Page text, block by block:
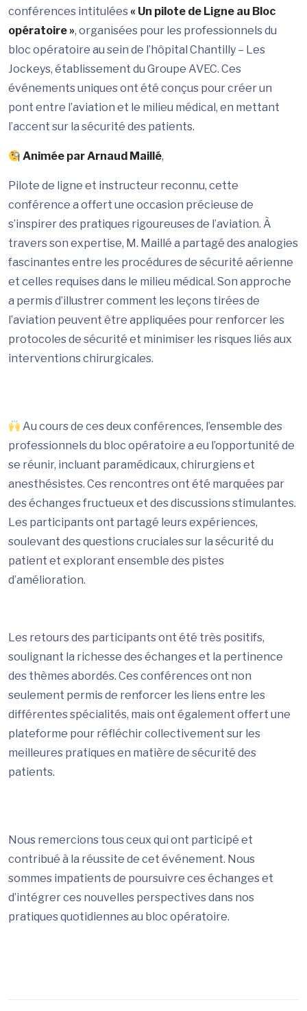
conférences intitulées« Un pilote de Ligne au Bloc
opératoire », organisées pour les professionnels du
bloc opératoire au sein de l’hôpital Chantilly – Les
Jockeys, établissement du Groupe AVEC. Ces
événements uniques ont été conçus pour créer un
pont entre l’aviation et le milieu médical, en mettant
l’accent sur la sécurité des patients.
Animée par Arnaud Maillé,
Pilote de ligne et instructeur reconnu, cette
conférence a offert une occasion précieuse de
s’inspirer des pratiques rigoureuses de l’aviation. À
travers son expertise, M. Maillé a partagé des analogies
fascinantes entre les procédures de sécurité aérienne
et celles requises dans le milieu médical. Son approche
a permis d’illustrer comment les leçons tirées de
l’aviation peuvent être appliquées pour renforcer les
protocoles de sécurité et minimiser les risques liés aux
interventions chirurgicales.
Au cours de ces deux conférences, l’ensemble des
professionnels du bloc opératoire a eu l’opportunité de
se réunir, incluant paramédicaux, chirurgiens et
anesthésistes. Ces rencontres ont été marquées par
des échanges fructueux et des discussions stimulantes.
Les participants ont partagé leurs expériences,
soulevant des questions cruciales sur la sécurité du
patient et explorant ensemble des pistes
d’amélioration.
Les retours des participants ont été très positifs,
soulignant la richesse des échanges et la pertinence
des thèmes abordés. Ces conférences ont non
seulement permis de renforcer les liens entre les
différentes spécialités, mais ont également offert une
plateforme pour réfléchir collectivement sur les
meilleures pratiques en matière de sécurité des
patients.
Nous remercions tous ceux qui ont participé et
contribué à la réussite de cet événement. Nous
sommes impatients de poursuivre ces échanges et
d’intégrer ces nouvelles perspectives dans nos
pratiques quotidiennes au bloc opératoire.